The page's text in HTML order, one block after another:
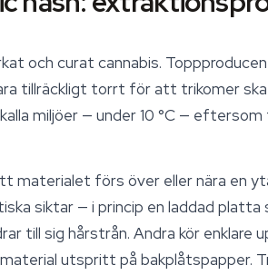
och curat cannabis.
tillräckligt torrt för att trikomer
miljöer — under 10 °C —
materialet förs över eller nära en
siktar — i princip en laddad
till sig hårstrån. Andra kör
utspritt på bakplåtspapper.